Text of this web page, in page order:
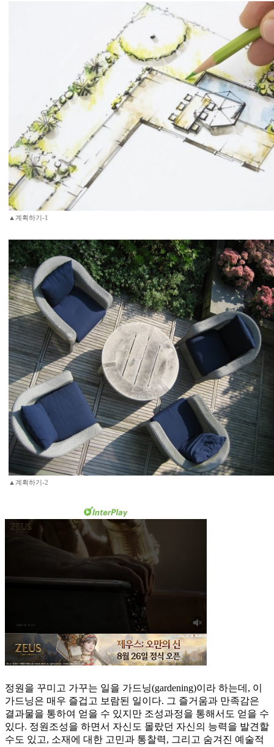
▲계획하기-1
▲계획하기-2
정원을 꾸미고 가꾸는 일을 가드닝(gardening)이라 하는데, 이
가드닝은 매우 즐겁고 보람된 일이다. 그 즐거움과 만족감은
결과물을 통하여 얻을 수 있지만 조성과정을 통해서도 얻을 수
있다. 정원조성을 하면서 자신도 몰랐던 자신의 능력을 발견할
수도 있고, 소재에 대한 고민과 통찰력, 그리고 숨겨진 예술적